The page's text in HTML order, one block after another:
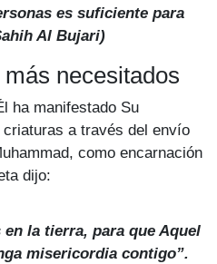
es suficiente para
Al Bujari)
necesitados
ha manifestado Su
a través del envío
como encarnación
dijo:
en la tierra, para que Aquel
misericordia contigo”.